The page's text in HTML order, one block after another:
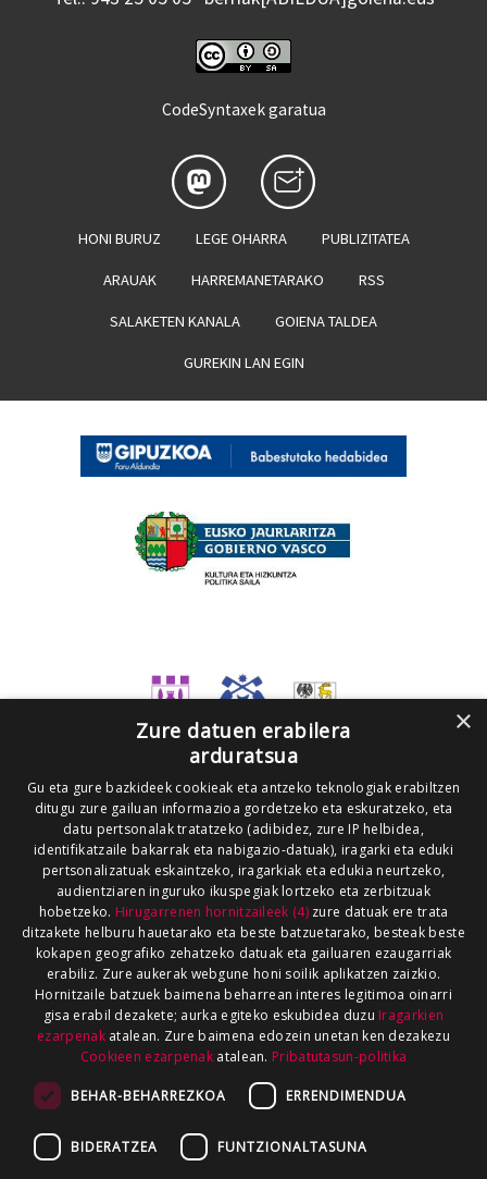
CodeSyntaxek garatua
HONI BURUZ LEGE OHARRA PUBLIZITATEA
ARAUAK HARREMANETARAKO RSS
SALAKETEN KANALA GOIENA TALDEA
GUREKIN LAN EGIN
×
Zure datuen erabilera
arduratsua
Gu eta gure bazkideek cookieak eta antzeko teknologiak erabiltzen
ditugu zure gailuan informazioa gordetzeko eta eskuratzeko, eta
datu pertsonalak tratatzeko (adibidez, zure IP helbidea,
identifikatzaile bakarrak eta nabigazio-datuak), iragarki eta eduki
pertsonalizatuak eskaintzeko, iragarkiak eta edukia neurtzeko,
audientziaren inguruko ikuspegiak lortzeko eta zerbitzuak
hobetzeko. Hirugarrenen hornitzaileek (4)zure datuak ere trata
ditzakete helburu hauetarako eta beste batzuetarako, besteak beste
kokapen geografiko zehatzeko datuak eta gailuaren ezaugarriak
erabiliz. Zure aukerak webgune honi soilik aplikatzen zaizkio.
Hornitzaile batzuek baimena beharrean interes legitimoa oinarri
gisa erabil dezakete; aurka egiteko eskubidea duzu Iragarkien
ezarpenakatalean. Zure baimena edozein unetan ken dezakezu
Cookieen ezarpenak atalean. Pribatutasun-politika
BEHAR-BEHARREZKOA ERRENDIMENDUA
BIDERATZEA FUNTZIONALTASUNA